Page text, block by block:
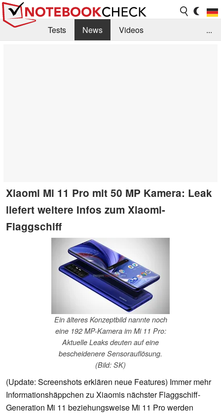
Tests News
Videos
...
Xiaomi Mi 11 Pro mit 50 MP Kamera: Leak
liefert weitere Infos zum Xiaomi-
Flaggschiff
Ein älteres Konzeptbild nannte noch
eine 192 MP-Kamera im Mi 11 Pro:
Aktuelle Leaks deuten auf eine
bescheidenere Sensorauflösung.
(Bild: SK)
(Update: Screenshots erklären neue Features) Immer mehr
Informationshäppchen zu Xiaomis nächster Flaggschiff-
Generation Mi 11 beziehungsweise Mi 11 Pro werden